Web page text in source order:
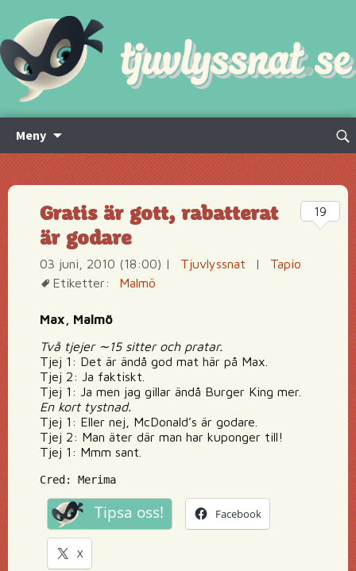
Meny
innehåll
Sök
Gratis är gott, rabatterat
är godare
03 juni, 2010 (18:00) | Tjuvlyssnat |
Tapio
Etiketter:
Malmö
Max, Malmö
Två tjejer ∼15 sitter och pratar.
Tjej 1: Det är ändå god mat här på Max.
Tjej 2: Ja faktiskt.
Tjej 1: Ja men jag gillar ändå Burger King mer.
En kort tystnad.
Tjej 1: Eller nej, McDonald’s är godare.
Tjej 2: Man äter där man har kuponger till!
Tjej 1: Mmm sant.
Cred: Merima
Tipsa oss! Facebook
X
19